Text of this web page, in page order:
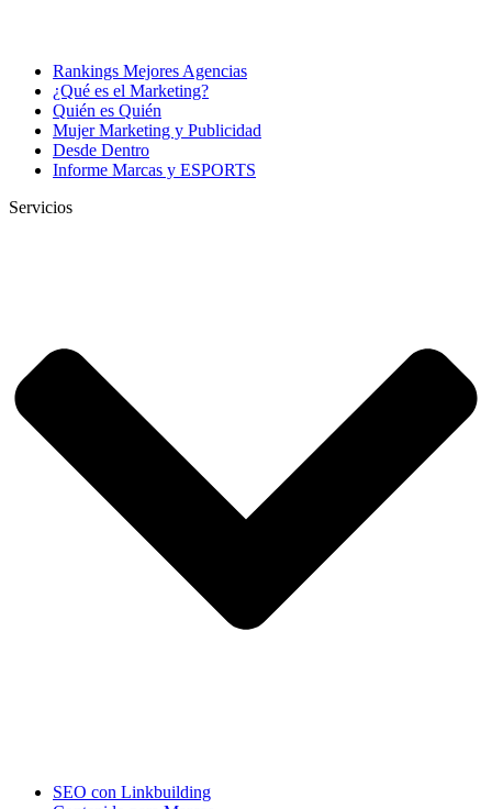
Rankings Mejores Agencias
¿Qué es el Marketing?
Quién es Quién
Mujer Marketing y Publicidad
Desde Dentro
Informe Marcas y ESPORTS
Servicios
SEO con Linkbuilding